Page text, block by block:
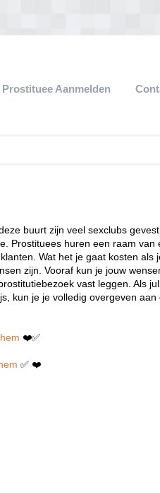
Prostituee Aanmelden
buurt zijn veel sexclubs
Prostituees huren een raam van
Wat het je gaat kosten als
zijn. Vooraf kun je jouw
vast leggen. Als
kun je je volledig overgeven aan
❤️✅
✅ ❤️